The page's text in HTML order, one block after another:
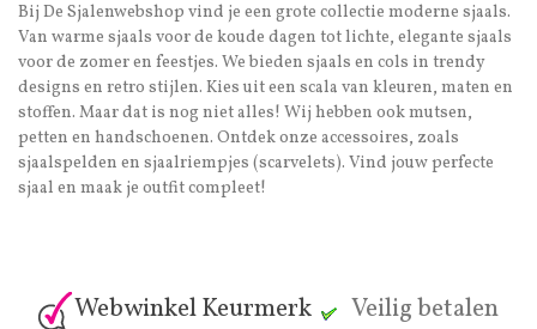
Bij De Sjalenwebshop vind je een grote collectie moderne sjaals.
Van warme sjaals voor de koude dagen tot lichte, elegante sjaals
voor de zomer en feestjes. We bieden sjaals en cols in trendy
designs en retro stijlen. Kies uit een scala van kleuren, maten en
stoffen. Maar dat is nog niet alles! Wij hebben ook mutsen,
petten en handschoenen. Ontdek onze accessoires, zoals
sjaalspelden en sjaalriempjes (scarvelets). Vind jouw perfecte
sjaal en maak je outfit compleet!
Webwinkel Keurmerk
Veilig betalen